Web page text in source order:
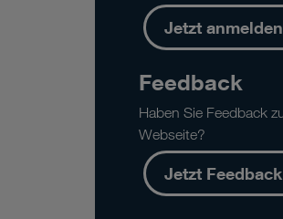
Jetzt anmelden
Feedback
Haben Sie Feedback
Webseite?
Jetzt